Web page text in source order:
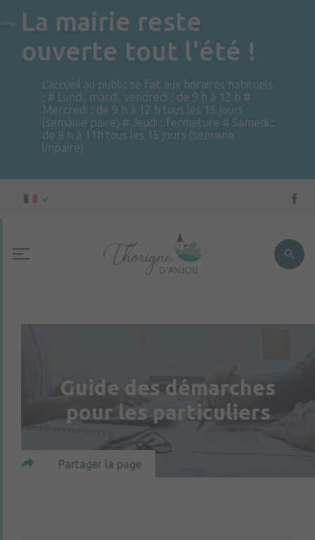
La mairie reste
ouverte tout l'été !
L'accueil au public se fait aux horaires habituels
: # Lundi, mardi, vendredi : de 9 h à 12 h #
Mercredi : de 9 h à 12 h tous les 15 jours
(semaine paire) # Jeudi : fermeture # Samedi :
de 9 h à 11h tous les 15 jours (semaine
impaire)
Guide des démarches
pour les particuliers
Partager la page